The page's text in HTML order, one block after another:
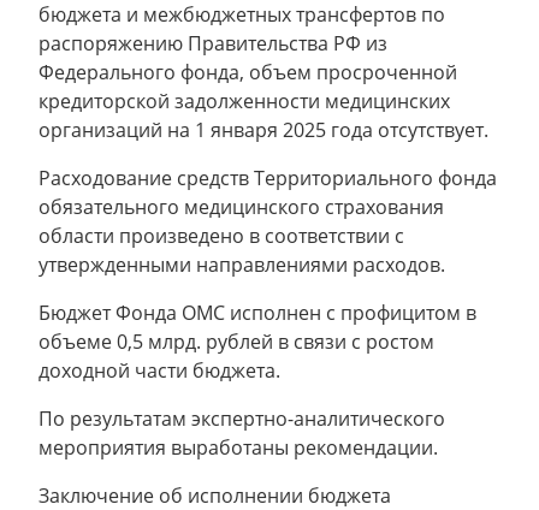
бюджета и межбюджетных трансфертов по
распоряжению Правительства РФ из
Федерального фонда, объем просроченной
кредиторской задолженности медицинских
организаций на 1 января 2025 года отсутствует.
Расходование средств Территориального фонда
обязательного медицинского страхования
области произведено в соответствии с
утвержденными направлениями расходов.
Бюджет Фонда ОМС исполнен с профицитом в
объеме 0,5 млрд. рублей в связи с ростом
доходной части бюджета.
По результатам экспертно-аналитического
мероприятия выработаны рекомендации.
Заключение об исполнении бюджета